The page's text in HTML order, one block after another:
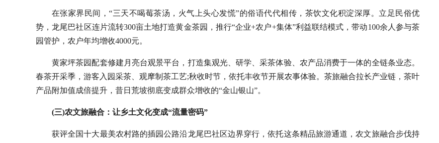
在张家界民间，“三天不喝莓茶汤，火气上头心发慌”的俗语代代相传，茶饮文化积淀深厚。立足民俗优
势，龙尾巴社区连片流转300亩土地打造黄金茶园，推行“企业+农户+集体”利益联结模式，带动100余人参与茶
园管护，农户年均增收4000元。
黄家坪茶园配套修建月亮台观景平台，打造集观光、研学、采茶体验、农产品消费于一体的全链条业态。
春茶开采季，游客入园采茶、观摩制茶工艺;秋收时节，依托丰收节开展农事体验。茶旅融合拉长产业链，茶叶
产品附加值成倍提升，昔日荒坡彻底变成群众增收的“金山银山”。
(三)农文旅融合：让乡土文化变成“流量密码”
获评全国十大最美农村路的插园公路沿龙尾巴社区边界穿行，依托这条精品旅游通道，农文旅融合步伐持